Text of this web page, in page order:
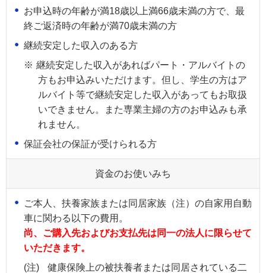
お申込時の年齢が満18歳以上満66歳未満の方で、最
終ご返済時の年齢が満70歳未満の方
継続安定した収入のある方
※ 継続安定した収入があればパート・アルバイトの
方もお申込みいただけます。但し、学生の方はア
ルバイト等で継続安定した収入があってもお取扱
いできません。また専業主婦の方のお申込みも承
れません。
保証会社の保証が受けられる方
資金のお使いみち
ご本人、扶養家族または同居家族（注）の自家用自動
車に関わる以下の費用。
尚、ご購入先およびお支払先は同一の法人に限らせて
いただきます。
(注)
健康保険上の被扶養者または同居されている二